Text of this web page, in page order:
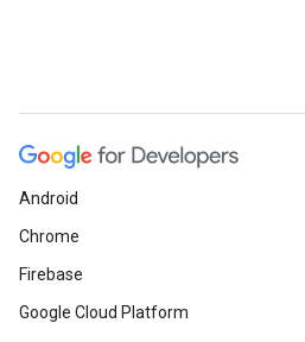
Android
Chrome
Firebase
Google Cloud Platform